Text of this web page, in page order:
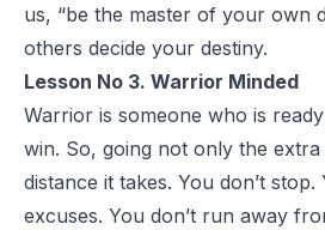
us, “be the master of your own
others decide your destiny.
Lesson No 3. Warrior Minded
Warrior is someone who is
win. So, going not only the
distance it takes. You don’t stop.
excuses. You don’t run away